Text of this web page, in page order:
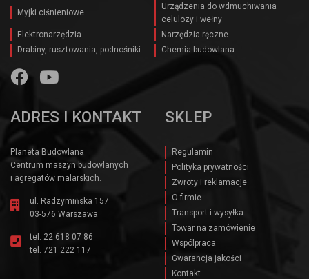
Myjki ciśnieniowe
Urządzenia do wdmuchiwania
celulozy i wełny
Elektronarzędzia
Narzędzia ręczne
Drabiny, rusztowania, podnośniki
Chemia budowlana
ADRES I KONTAKT
Planeta Budowlana
Centrum maszyn budowlanych
i agregatów malarskich.
ul. Radzymińska 157
03-576 Warszawa
tel. 22 618 07 86
tel. 721 222 117
SKLEP
Regulamin
Polityka prywatności
Zwroty i reklamacje
O firmie
Transport i wysyłka
Towar na zamówienie
Wspólpraca
Gwarancja jakości
Kontakt